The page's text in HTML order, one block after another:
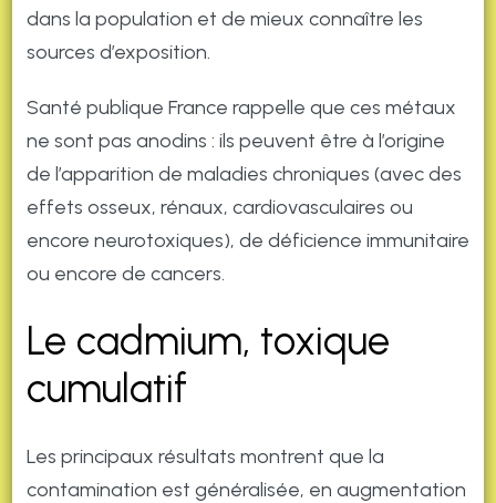
dans la population et de mieux connaître les
sources d’exposition.
Santé publique France rappelle que ces métaux
ne sont pas anodins : ils peuvent être à l’origine
de l’apparition de maladies chroniques (avec des
effets osseux, rénaux, cardiovasculaires ou
encore neurotoxiques), de déficience immunitaire
ou encore de cancers.
Le cadmium, toxique
cumulatif
Les principaux résultats montrent que la
contamination est généralisée, en augmentation